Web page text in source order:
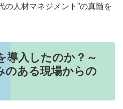
の人材マネジメント”の真髄を
導入したのか？～
のある現場からの